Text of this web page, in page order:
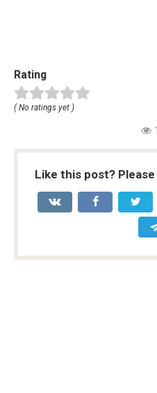
Rating
( No ratings yet )
Like this post?